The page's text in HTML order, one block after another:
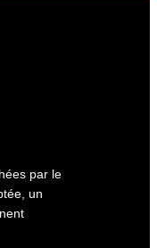
par le
un